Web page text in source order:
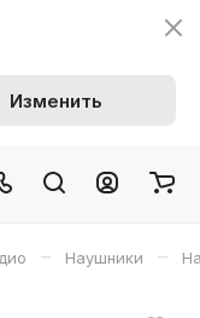
Изменить
– Наушники –